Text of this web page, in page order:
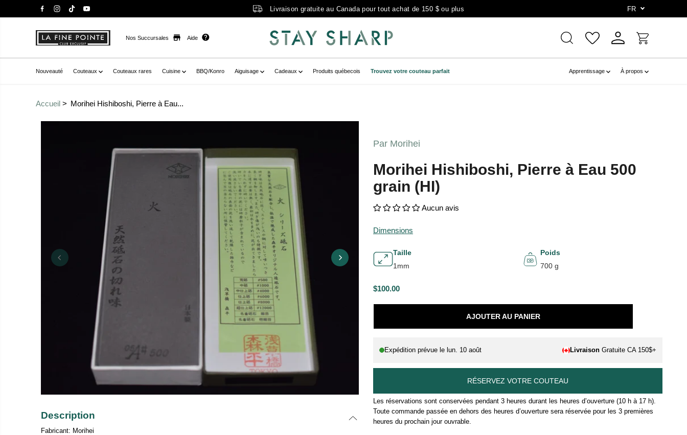
Livraison gratuite au Canada pour tout achat de 150 $ ou plus FR
Nos Succursales Aide
Nouveauté Couteaux Couteaux rares Cuisine BBQ/Konro Aiguisage Cadeaux Produits québecois Trouvez votre couteau parfait Apprentissage À propos
Accueil Morihei Hishiboshi, Pierre à Eau...
thumb="//staysharpmtl.com/cdn/shop/products/products-DSC_1179-scaled.jpg?
v=1666792759" class=" no-js-hidden" zoom-icon="false" aria-label="morihei hishiboshi, pierre à
Description
Fabricant: Morihei
Par Morihei
Morihei Hishiboshi, Pierre à Eau 500
grain (HI)
Aucun avis
Dimensions
Taille
1mm
Poids
700 g
P
R
X
A
I
T
U
$100.00
AJOUTER AU PANIER
Expédition prévue le lun. 10 août Livraison Gratuite CA 150$+
RÉSERVEZ VOTRE COUTEAU
Les réservations sont conservées pendant 3 heures durant les heures d’ouverture (10 h à 17 h).
Toute commande passée en dehors des heures d’ouverture sera réservée pour les 3 premières
heures du prochain jour ouvrable.